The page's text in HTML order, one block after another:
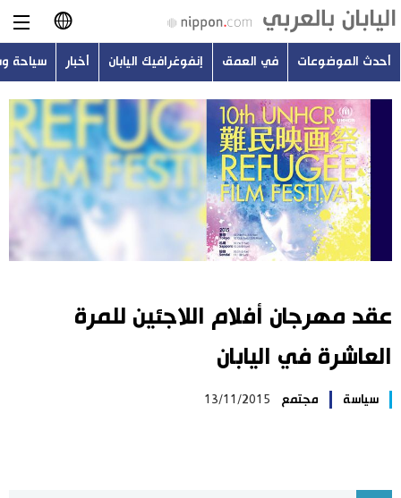
日本語
English
简体字
繁體字
Français
أحدث الموضوعات
في العمق
أخبار
أحدث الموضوعات في العمق إنفوغرافيك اليابان أخبار سياحة
عقد مهرجان أفلام اللاجئين للمرة
العاشرة في اليابان
سياسة مجتمع 13/11/2015